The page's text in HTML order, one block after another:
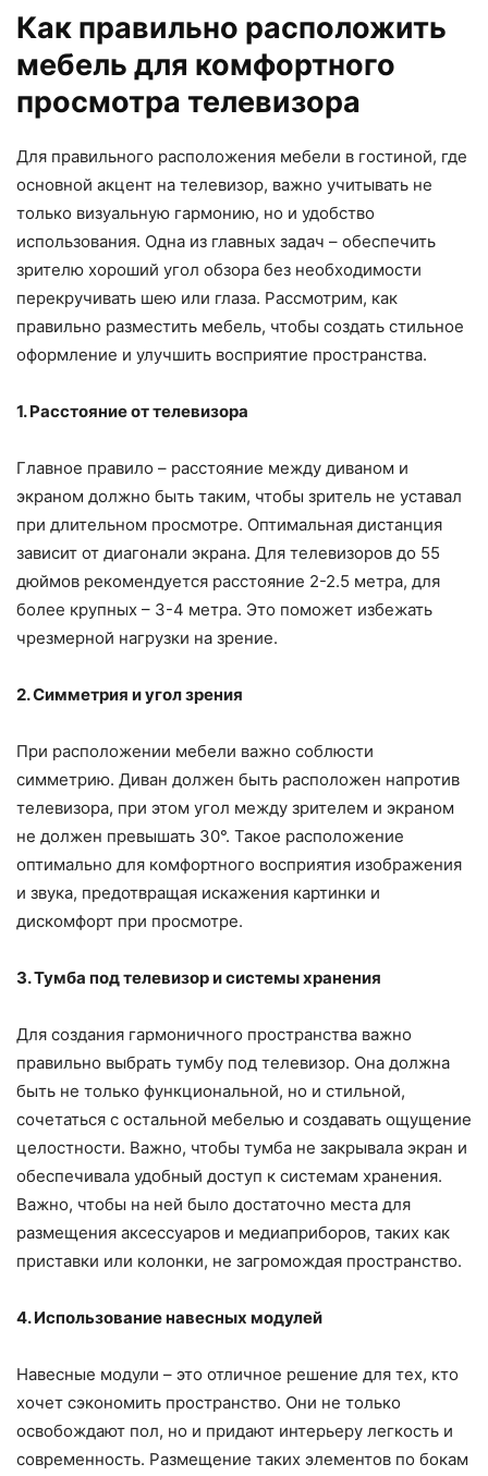
Как правильно расположить
мебель для комфортного
просмотра телевизора
Для правильного расположения мебели в гостиной, где
основной акцент на телевизор, важно учитывать не
только визуальную гармонию, но и удобство
использования. Одна из главных задач – обеспечить
зрителю хороший угол обзора без необходимости
перекручивать шею или глаза. Рассмотрим, как
правильно разместить мебель, чтобы создать стильное
оформление и улучшить восприятие пространства.
1. Расстояние от телевизора
Главное правило – расстояние между диваном и
экраном должно быть таким, чтобы зритель не уставал
при длительном просмотре. Оптимальная дистанция
зависит от диагонали экрана. Для телевизоров до 55
дюймов рекомендуется расстояние 2-2.5 метра, для
более крупных – 3-4 метра. Это поможет избежать
чрезмерной нагрузки на зрение.
2. Симметрия и угол зрения
При расположении мебели важно соблюсти
симметрию. Диван должен быть расположен напротив
телевизора, при этом угол между зрителем и экраном
не должен превышать 30°. Такое расположение
оптимально для комфортного восприятия изображения
и звука, предотвращая искажения картинки и
дискомфорт при просмотре.
3. Тумба под телевизор и системы хранения
Для создания гармоничного пространства важно
правильно выбрать тумбу под телевизор. Она должна
быть не только функциональной, но и стильной,
сочетаться с остальной мебелью и создавать ощущение
целостности. Важно, чтобы тумба не закрывала экран и
обеспечивала удобный доступ к системам хранения.
Важно, чтобы на ней было достаточно места для
размещения аксессуаров и медиаприборов, таких как
приставки или колонки, не загромождая пространство.
4. Использование навесных модулей
Навесные модули – это отличное решение для тех, кто
хочет сэкономить пространство. Они не только
освобождают пол, но и придают интерьеру легкость и
современность. Размещение таких элементов по бокам